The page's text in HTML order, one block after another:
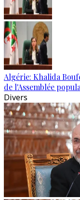
Algérie: Khalida
de l'Assemblée
Divers